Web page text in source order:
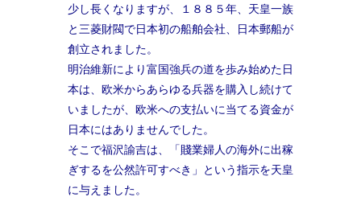
少し長くなりますが、１８８５年、天皇一族
と三菱財閥で日本初の船舶会社、日本郵船が
創立されました。
明治維新により富国強兵の道を歩み始めた日
本は、欧米からあらゆる兵器を購入し続けて
いましたが、欧米への支払いに当てる資金が
日本にはありませんでした。
そこで福沢諭吉は、「賤業婦人の海外に出稼
ぎするを公然許可すべき」という指示を天皇
に与えました。